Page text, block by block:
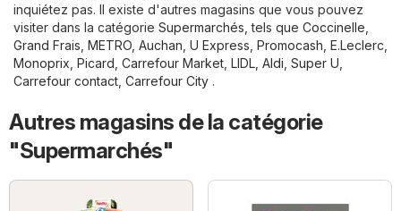
inquiétez pas. Il existe d'autres magasins que vous pouvez
visiter dans la catégorie Supermarchés , tels que Coccinelle
Grand Frais METRO Auchan U Express Promocash E.Leclerc
Monoprix Picard Carrefour Market LIDL Aldi Super U
Carrefour contact Carrefour City .
Autres magasins de la catégorie
"Supermarchés"